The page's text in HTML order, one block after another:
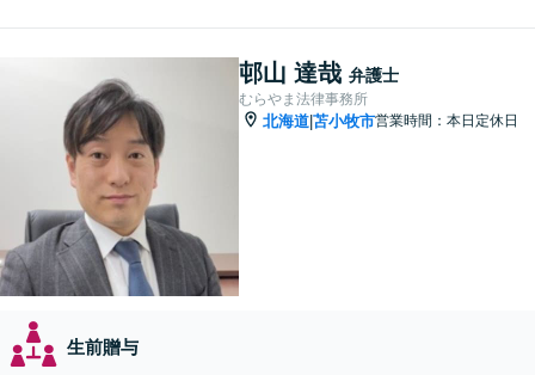
邨山 達哉 弁護士
むらやま法律事務所
北海道 苫小牧市営業時間：本日定休日
生前贈与